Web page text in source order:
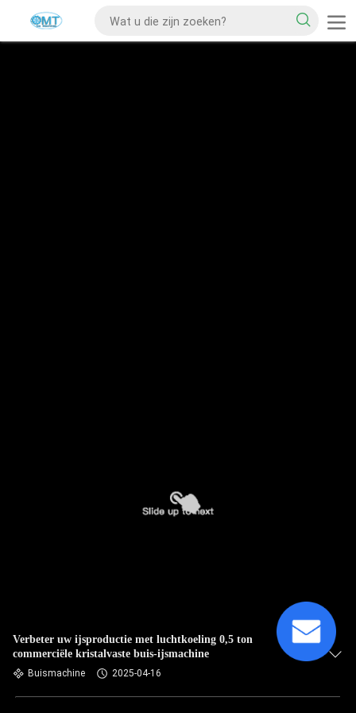
Verbeter uw ijsproductie met luchtkoeling 0,5 ton
commerciële kristalvaste buis-ijsmachine
Buismachine 2025-04-16